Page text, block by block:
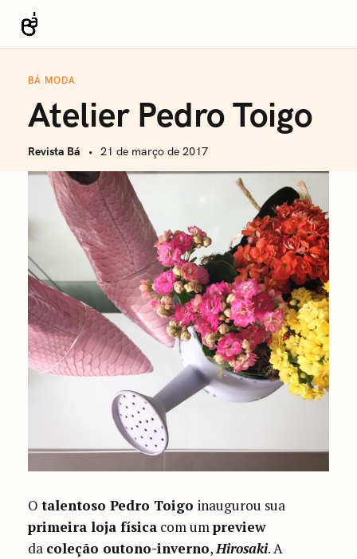
i
Revista Bá
BÁ MODA
Atelier Pedro Toigo
Revista Bá 21 de março de 2017
Otalentoso Pedro Toigo inaugurou sua
primeira loja física com umpreview
da coleção outono-inverno,Hirosaki. A